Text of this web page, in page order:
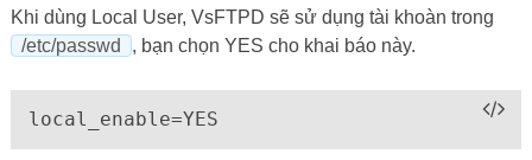
Khi dùng Local User, VsFTPD sẽ sử dụng tài khoàn trong
/etc/passwd
, bạn chọn YES cho khai báo này.
local_enable=YES